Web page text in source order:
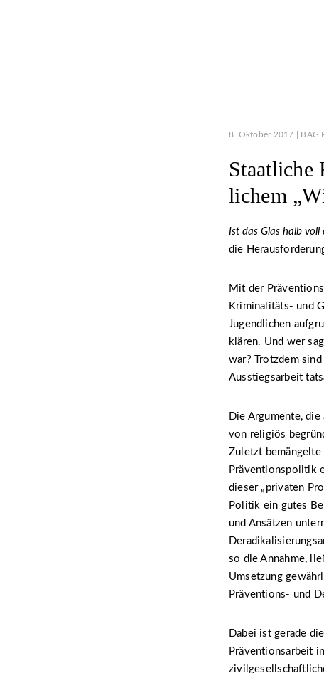
8. Oktober 2017 | BAG
Staatliche
lichem
Ist das Glas halb voll
die
Mit der
Kriminalitäts- und
Jugendlichen
klären. Und wer
war? Trotzdem
Ausstiegsarbeit
Die Argumente,
von religiös
Zuletzt bemängelte
Präventionspolitik
dieser „privaten
Politik ein gutes
und Ansätzen
so die Annahme,
Umsetzung
Präventions- und
Dabei ist gerade
Präventionsarbeit